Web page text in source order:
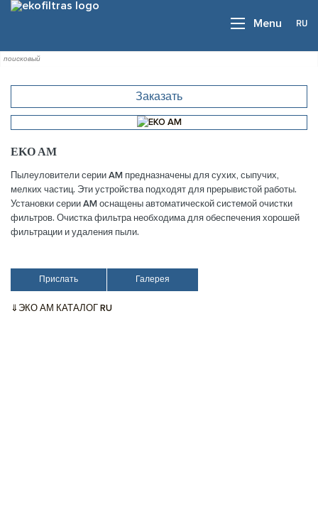
Menu RU
Заказать
EKO AM
Пылеуловители серии AM предназначены для сухих, сыпучих,
мелких частиц. Эти устройства подходят для прерывистой работы.
Установки серии AM оснащены автоматической системой очистки
фильтров. Очистка фильтра необходима для обеспечения хорошей
фильтрации и удаления пыли.
Прислать Галерея
⇓ЭКО АМ КАТАЛОГ RU